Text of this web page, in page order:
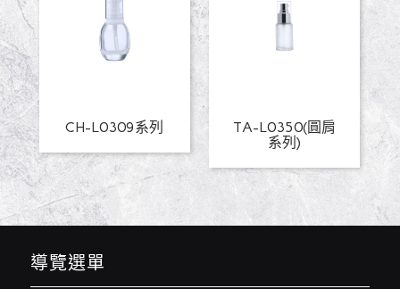
CH-L0309系列
TA-L0350(圓肩
系列)
導覽選單